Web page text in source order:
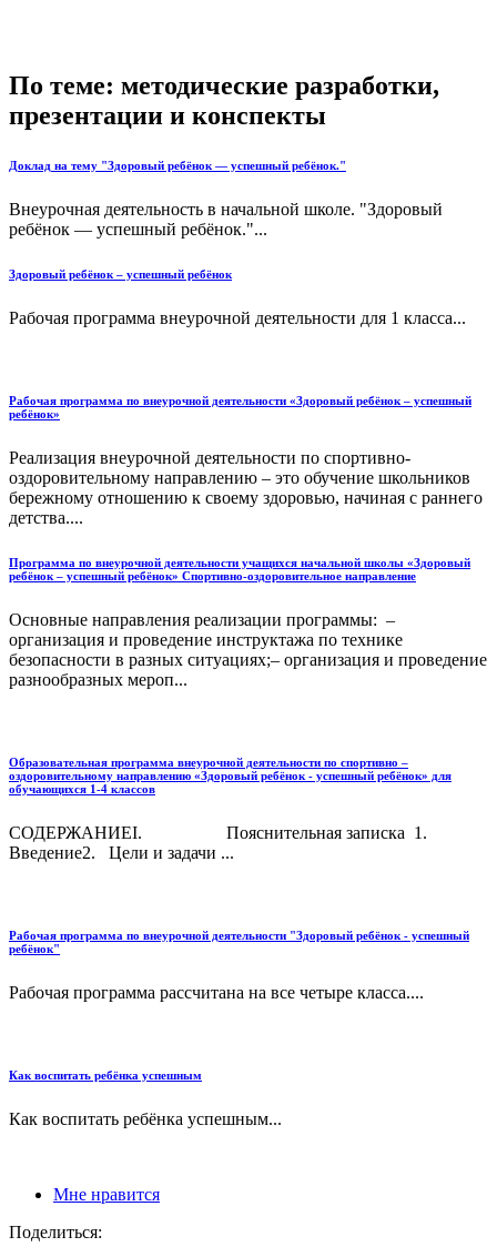
По теме: методические разработки,
презентации и конспекты
Доклад на тему "Здоровый ребёнок — успешный ребёнок."
Внеурочная деятельность в начальной школе. "Здоровый
ребёнок — успешный ребёнок."...
Здоровый ребёнок – успешный ребёнок
Рабочая программа внеурочной деятельности для 1 класса...
Рабочая программа по внеурочной деятельности «Здоровый ребёнок – успешный
ребёнок»
Реализация внеурочной деятельности по спортивно-
оздоровительному направлению – это обучение школьников
бережному отношению к своему здоровью, начиная с раннего
детства....
Программа по внеурочной деятельности учащихся начальной школы «Здоровый
ребёнок – успешный ребёнок» Спортивно-оздоровительное направление
Основные направления реализации программы: –
организация и проведение инструктажа по технике
безопасности в разных ситуациях;– организация и проведение
разнообразных мероп...
Образовательная программа внеурочной деятельности по спортивно –
оздоровительному направлению «Здоровый ребёнок - успешный ребёнок» для
обучающихся 1-4 классов
СОДЕРЖАНИЕI. Пояснительная записка 1.
Введение2. Цели и задачи ...
Рабочая программа по внеурочной деятельности "Здоровый ребёнок - успешный
ребёнок"
Рабочая программа рассчитана на все четыре класса....
Как воспитать ребёнка успешным
Как воспитать ребёнка успешным...
Мне нравится
Поделиться: